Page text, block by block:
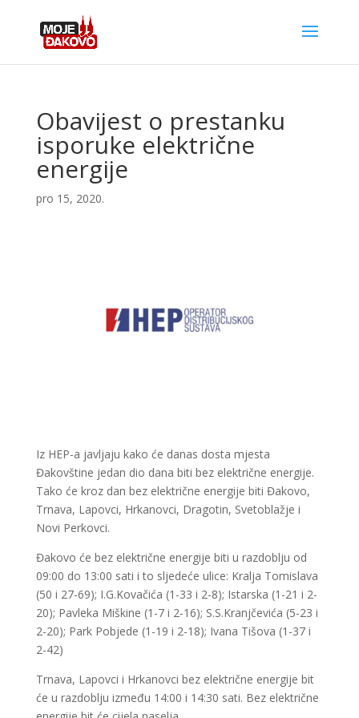
Obavijest o prestanku
isporuke električne
energije
pro 15, 2020.
Iz HEP-a javljaju kako će danas dosta mjesta
Đakovštine jedan dio dana biti bez električne energije.
Tako će kroz dan bez električne energije biti Đakovo,
Trnava, Lapovci, Hrkanovci, Dragotin, Svetoblažje i
Novi Perkovci.
Đakovo će bez električne energije biti u razdoblju od
09:00 do 13:00 sati i to sljedeće ulice: Kralja Tomislava
(50 i 27-69); I.G.Kovačića (1-33 i 2-8); Istarska (1-21 i 2-
20); Pavleka Miškine (1-7 i 2-16); S.S.Kranjčevića (5-23 i
2-20); Park Pobjede (1-19 i 2-18); Ivana Tišova (1-37 i
2-42)
Trnava, Lapovci i Hrkanovci bez električne energije bit
će u razdoblju između 14:00 i 14:30 sati. Bez električne